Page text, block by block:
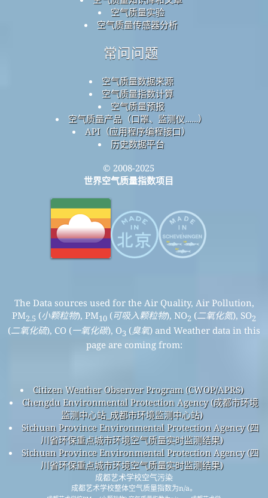
空气质量实验
空气质量传感器分析
常问问题
空气质量数据来源
空气质量指数计算
空气质量预报
空气质量产品（口罩、监测仪……）
API（应用程序编程接口）
历史数据平台
© 2008-2025
世界空气质量指数项目
The Data sources used for the Air Quality, Air Pollution,
PM2.5 (小颗粒物), PM10 (可吸入颗粒物), NO2 (二氧化氮), SO2
(二氧化硫), CO (一氧化碳), O3 (臭氧) and Weather data in this
page are coming from:
Citizen Weather Observer Program (CWOP/APRS)
Chengdu Environmental Protection Agency (成都市环境
监测中心站_成都市环境监测中心站)
Sichuan Province Environmental Protection Agency (四
川省环保重点城市环境空气质量实时监测结果)
Sichuan Province Environmental Protection Agency (四
川省环保重点城市环境空气质量实时监测结果)
成都艺术学校空气污染
成都艺术学校整体空气质量指数为n/a。